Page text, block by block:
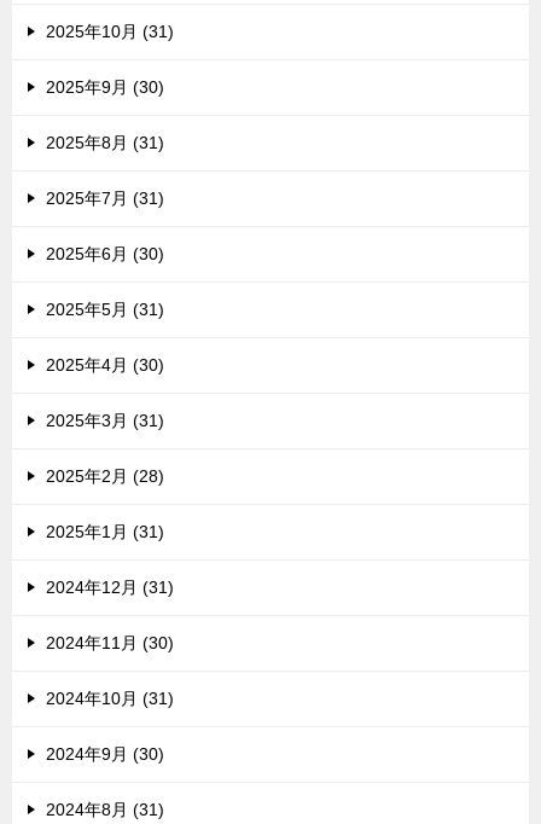
2025年10月 (31)
2025年9月 (30)
2025年8月 (31)
2025年7月 (31)
2025年6月 (30)
2025年5月 (31)
2025年4月 (30)
2025年3月 (31)
2025年2月 (28)
2025年1月 (31)
2024年12月 (31)
2024年11月 (30)
2024年10月 (31)
2024年9月 (30)
2024年8月 (31)